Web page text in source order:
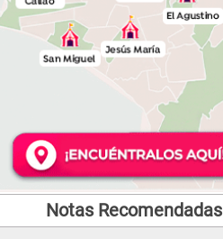
Notas Recomendadas